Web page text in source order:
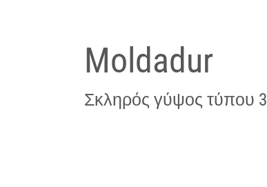
Moldadur
Σκληρός γύψος τύπου 3